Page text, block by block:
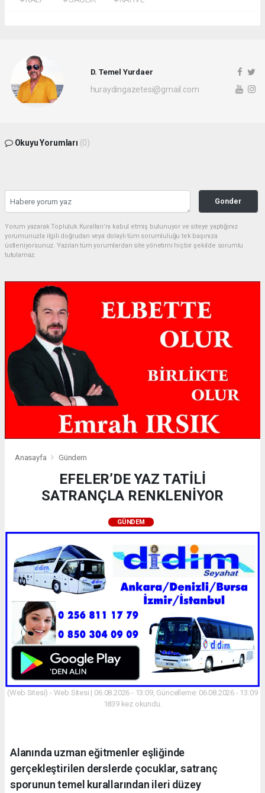
D. Temel Yurdaer
huraydingazetesi@gmail.com
Okuyu Yorumları (0)
Gonder
Yorum yazarak Topluluk Kuralları’nı kabul etmiş bulunuyor ve siteye yaptığınız
yorumunuzla ilgili doğrudan veya dolaylı tüm sorumluluğu tek başınıza
üstleniyorsunuz. Yazılan tüm yorumlardan site yönetimi hiçbir şekilde sorumlu
tutulamaz.
Anasayfa Gündem
EFELER’DE YAZ TATİLİ
SATRANÇLA RENKLENİYOR
GÜNDEM
(Web Sitesi) - Web Sitesi | 06.08.2026 - 13:09, Güncelleme: 06.08.2026 - 13:09
1839 kez okundu.
Alanında uzman eğitmenler eşliğinde
gerçekleştirilen derslerde çocuklar, satranç
sporunun temel kurallarından ileri düzey